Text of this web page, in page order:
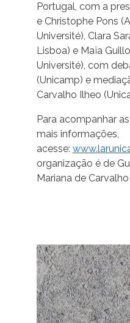
Portugal, com a
e Christophe Pons
Université), Clara
Lisboa) e Maïa
Université), com
(Unicamp) e
Carvalho Ilheo
Para acompanhar
mais informações,
acesse:
organização é de
Mariana de